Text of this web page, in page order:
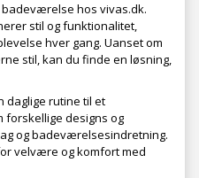
badeværelse hos vivas.dk.
stil og funktionalitet,
hver gang. Uanset om
stil, kan du finde en løsning,
daglige rutine til et
forskellige designs og
og badeværelsesindretning.
velvære og komfort med